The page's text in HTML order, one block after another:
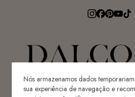
Nós armazenamos dados
sua experiência de navegação e